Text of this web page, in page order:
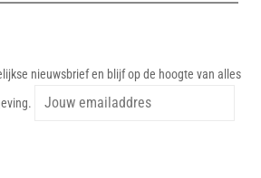
nieuwsbrief en blijf op de hoogte van alles